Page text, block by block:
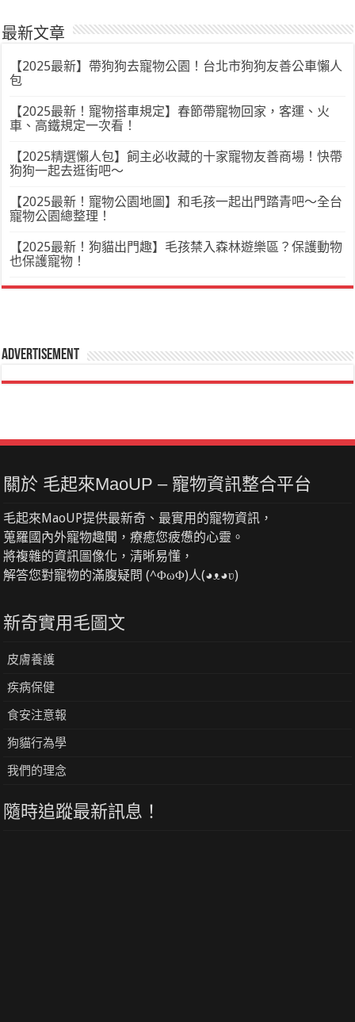
最新文章
【2025最新】帶狗狗去寵物公園！台北市狗狗友善公車懶人
包
【2025最新！寵物搭車規定】春節帶寵物回家，客運、火
車、高鐵規定一次看！
【2025精選懶人包】飼主必收藏的十家寵物友善商場！快帶
狗狗一起去逛街吧～
【2025最新！寵物公園地圖】和毛孩一起出門踏青吧～全台
寵物公園總整理！
【2025最新！狗貓出門趣】毛孩禁入森林遊樂區？保護動物
也保護寵物！
Advertisement
關於 毛起來MaoUP – 寵物資訊整合平台
毛起來MaoUP提供最新奇、最實用的寵物資訊，
蒐羅國內外寵物趣聞，療癒您疲憊的心靈。
將複雜的資訊圖像化，清晰易懂，
解答您對寵物的滿腹疑問 (^ΦωΦ)人(◕ᴥ◕ʋ)
新奇實用毛圖文
皮膚養護
疾病保健
食安注意報
狗貓行為學
我們的理念
隨時追蹤最新訊息！